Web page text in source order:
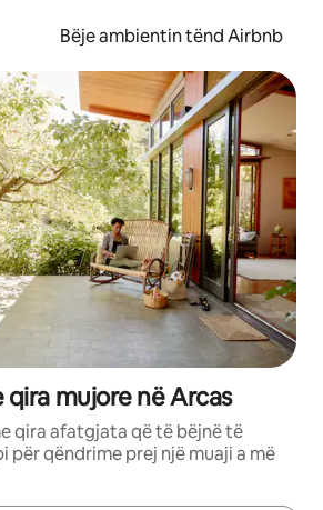
Bëje ambientin tënd Airbnb
mujore në Arcas
qira afatgjata që të bëjnë të
për qëndrime prej një muaji a më